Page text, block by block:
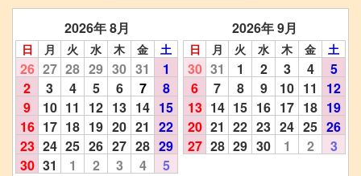
2026年 8月
日 月 火 水 木 金 土
26 27 28 29 30 31
1
2
3 4 5 6 7
8
9
10 11 12 13 14 15
16 17 18 19 20 21
22
23 24 25 26 27 28 29
30 31 1 2 3 4 5
2026年 9月
日 月 火 水 木 金 土
30 31 1 2 3 4
5
6
7 8 9 10 11
12
13 14 15 16 17 18 19
20 21 22 23 24 25 26
27 28 29 30 1 2 3